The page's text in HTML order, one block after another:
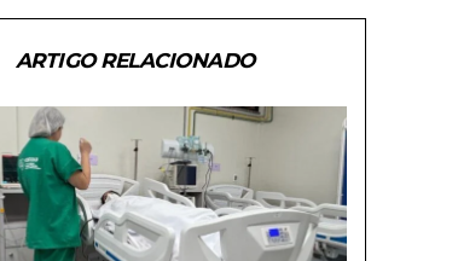
ARTIGO RELACIONADO